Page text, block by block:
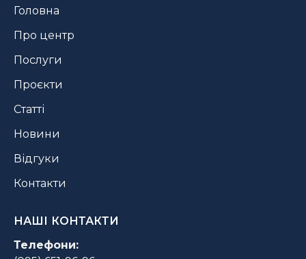
Головна
Про центр
Послуги
Проєкти
Статті
Новини
Відгуки
Контакти
НАШІ КОНТАКТИ
Телефони: